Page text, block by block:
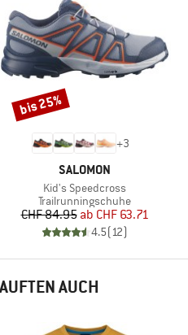
+3
MARKE
SALOMON
Artikel
Kid's Speedcross
Produktgruppe
Trailrunningschuhe
Preis
CHF 84.95 reduzierter Preis
ab CHF 63.71
4.5( 12)
Rabatt
bis 25%
AUCH